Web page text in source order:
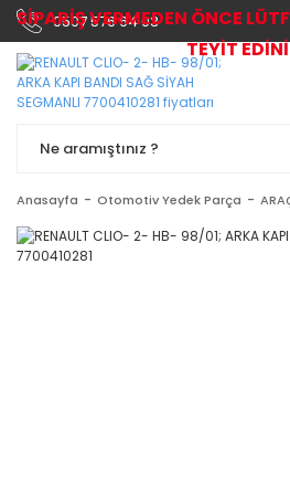
0507 576 64 03
Anasayfa Otomotiv Yedek Parça
SİPARİŞ VERMEDEN ÖNCE
TEYİT